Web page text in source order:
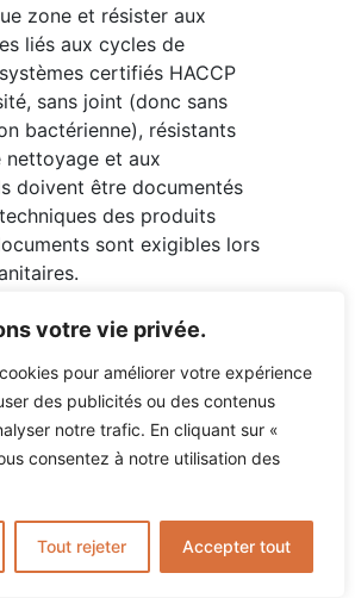
votre vie privée.
pour améliorer votre expérience
des publicités ou des contenus
notre trafic. En cliquant sur «
consentez à notre utilisation des
Tout rejeter Accepter tout
zone et résister aux
liés aux cycles de
certifiés HACCP
sans joint (donc sans
bactérienne), résistants
et aux
doivent être documentés
des produits
sont exigibles lors
temps avant
en service
ou ma
?
la remise en
dès 24 heures après la
Pour un trafic de chariots
charges lourdes, comptez